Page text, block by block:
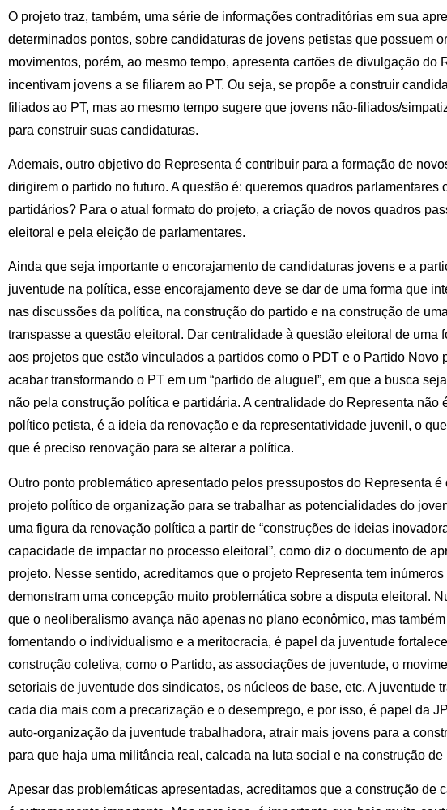
O projeto traz, também, uma série de informações contraditórias em sua
determinados pontos, sobre candidaturas de jovens petistas que possuem
movimentos, porém, ao mesmo tempo, apresenta cartões de divulgação do
incentivam jovens a se filiarem ao PT. Ou seja, se propõe a construir
filiados ao PT, mas ao mesmo tempo sugere que jovens não-filiados/
para construir suas candidaturas.
Ademais, outro objetivo do Representa é contribuir para a formação de
dirigirem o partido no futuro. A questão é: queremos quadros parlamentares
partidários? Para o atual formato do projeto, a criação de novos quadros
eleitoral e pela eleição de parlamentares.
Ainda que seja importante o encorajamento de candidaturas jovens e a
juventude na política, esse encorajamento deve se dar de uma forma que
nas discussões da política, na construção do partido e na construção de
transpasse a questão eleitoral. Dar centralidade à questão eleitoral de uma
aos projetos que estão vinculados a partidos como o PDT e o Partido Novo
acabar transformando o PT em um “partido de aluguel”, em que a busca
não pela construção política e partidária. A centralidade do Representa não
político petista, é a ideia da renovação e da representatividade juvenil, o
que é preciso renovação para se alterar a política.
Outro ponto problemático apresentado pelos pressupostos do Representa é
projeto político de organização para se trabalhar as potencialidades do
uma figura da renovação política a partir de “construções de ideias
capacidade de impactar no processo eleitoral”, como diz o documento de
projeto. Nesse sentido, acreditamos que o projeto Representa tem
demonstram uma concepção muito problemática sobre a disputa eleitoral.
que o neoliberalismo avança não apenas no plano econômico, mas
fomentando o individualismo e a meritocracia, é papel da juventude
construção coletiva, como o Partido, as associações de juventude, o
setoriais de juventude dos sindicatos, os núcleos de base, etc. A juventude
cada dia mais com a precarização e o desemprego, e por isso, é papel da
auto-organização da juventude trabalhadora, atrair mais jovens para a
para que haja uma militância real, calcada na luta social e na construção
Apesar das problemáticas apresentadas, acreditamos que a construção de